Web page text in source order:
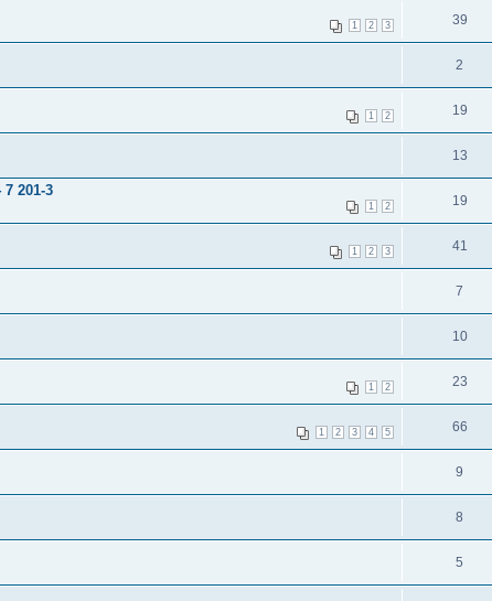
1 2 3 39
2
1 2 19
13
201-3
1 2 19
1 2 3 41
7
10
1 2 23
1 2 3 4 5 66
9
8
5